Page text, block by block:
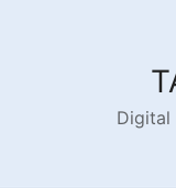
Digital